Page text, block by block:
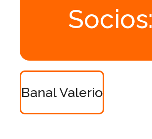
Socios:
Banal Valerio